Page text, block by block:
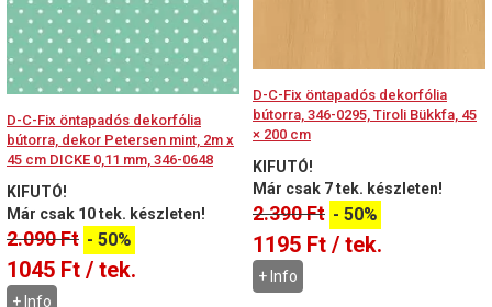
D-C-Fix öntapadós dekorfólia
bútorra, dekor Petersen mint, 2m x
45 cm DICKE 0,11 mm, 346-0648
KIFUTÓ!
Már csak 10 tek. készleten!
2.090Ft - 50%
1045 Ft / tek.
+ Info
D-C-Fix öntapadós dekorfólia
bútorra, 346-0295, Tiroli Bükkfa, 45
× 200 cm
KIFUTÓ!
Már csak 7 tek. készleten!
2.390Ft - 50%
1195 Ft / tek.
+ Info